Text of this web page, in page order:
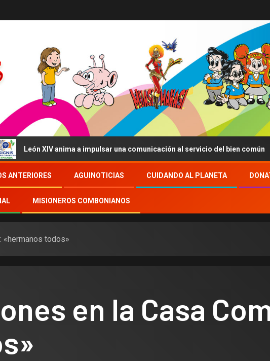
XIV anima a impulsar una comunicación al servicio del bien común
ANTERIORES AGUINOTICIAS CUIDANDO AL PLANETA
MISIONEROS COMBONIANOS
«hermanos todos»
en la Casa